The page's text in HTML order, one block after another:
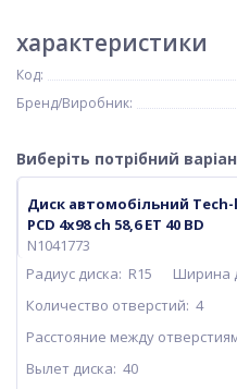
характеристики
Код:
Бренд/Виробник:
Виберіть потрібний
Диск автомобільний Tech-
PCD 4x98 ch 58,6 ET 40 BD
N1041773
Радиус диска: R15 Ширина
Количество отверстий: 4
Расстояние между
Вылет диска: 40